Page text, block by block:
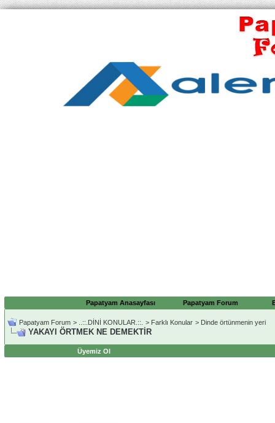
Papatyam Anasayfası Papatyam Forum
Papatyam Forum > ..::.DİNİ KONULAR.::. > Farklı Konular > Dinde örtünmenin yeri
YAKAYI ÖRTMEK NE DEMEKTİR
Üyemiz Ol